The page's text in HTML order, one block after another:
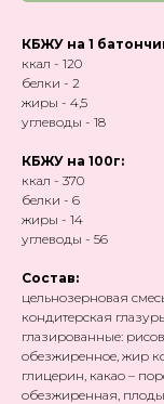
КБЖУ на 1
ккал - 120
белки - 2
жиры - 4,5
углеводы - 18
КБЖУ на 100г:
ккал - 370
белки - 6
жиры - 14
углеводы - 56
Состав:
цельнозерновая
кондитерская
глазированные:
обезжиренное, жир
глицерин, какао –
обезжиренная,